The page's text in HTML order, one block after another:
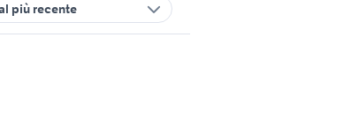
più recente